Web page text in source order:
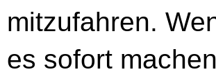
mitzufahren.
es sofort